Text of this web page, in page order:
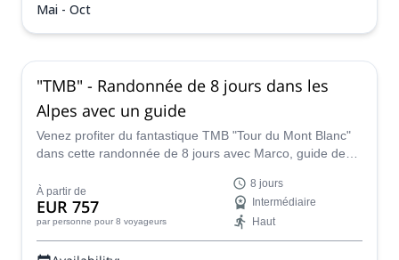
Mai - Oct
"TMB" - Randonnée de 8 jours dans les
Alpes avec un guide
Venez profiter du fantastique TMB "Tour du Mont Blanc"
dans cette randonnée de 8 jours avec Marco, guide de
classique à ne pas manquer si vous venez dans les Alpes
!
À partir de
EUR 757
par personne pour 8 voyageurs
8 jours
Intermédiaire
Haut